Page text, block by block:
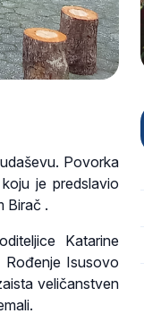
Povorka
je predslavio
Birač .
Katarine
Rođenje Isusovo
veličanstven